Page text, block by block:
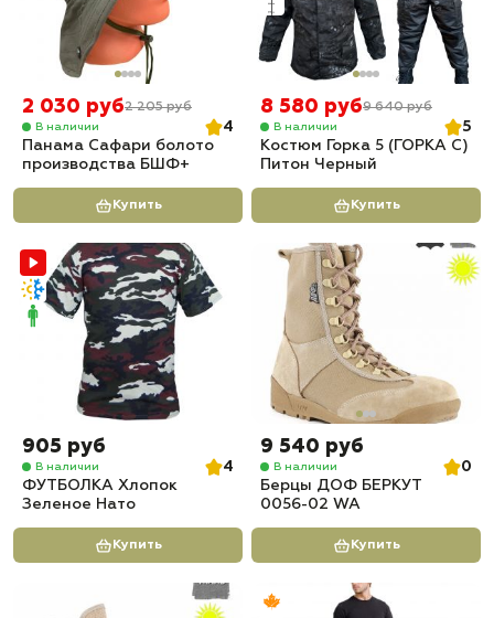
2 030 руб2 205 руб
В наличии
4
Панама Сафари болото
производства БШФ+
Купить
8 580 руб9 640 руб
В наличии
5
Костюм Горка 5 (ГОРКА С)
Питон Черный
Купить
905 руб
В наличии
4
ФУТБОЛКА Хлопок
Зеленое Нато
Купить
9 540 руб
В наличии
0
Берцы ДОФ БЕРКУТ
0056-02 WA
Купить